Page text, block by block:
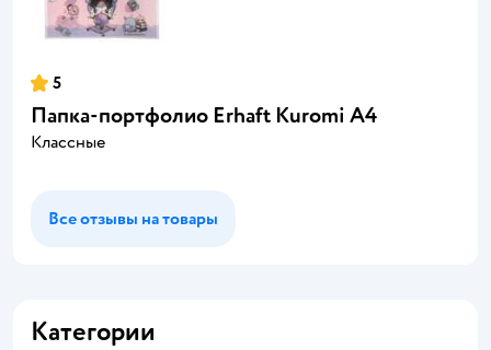
5
Папка-портфолио Erhaft Kuromi А4
Классные
Все отзывы на товары
Категории